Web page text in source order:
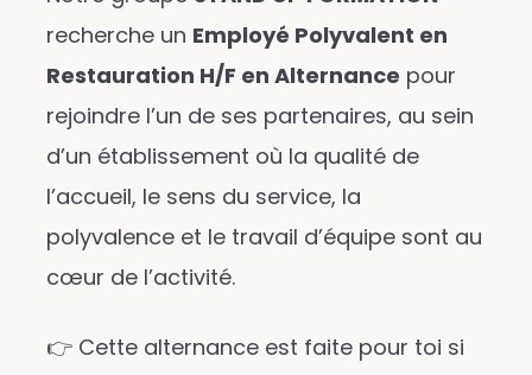
recherche un Employé Polyvalent en
Restauration H/F en Alternance pour
rejoindre l’un de ses partenaires, au sein
d’un établissement où la qualité de
l’accueil, le sens du service, la
polyvalence et le travail d’équipe sont au
cœur de l’activité.
👉 Cette alternance est faite pour toi si